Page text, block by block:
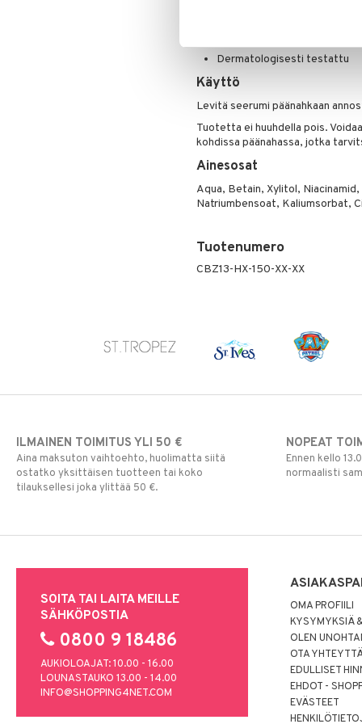
Dermatologisesti testattu
Käyttö
Levitä seerumi päänahkaan
Tuotetta ei huuhdella pois.
kohdissa päänahassa, jotka
Ainesosat
Aqua, Betain, Xylitol,
Natriumbensoat, Kaliumsorbat,
Tuotenumero
CBZ13-HX-150-XX-XX
ILMAINEN TOIMITUS YLI 50 €
Aina maksuton vaihtoehto, huolimatta siitä
ostatko yksittäisen tuotteen tai koko
tilauksellesi joka ylittää 50 €.
NOPEAT
Ennen kello
normaalisti
SOITA TAI LAITA MEILLE
SÄHKÖPOSTIA
0800 9 18486
AUKIOLOAJAT: 10.00 - 16.00
LOUNASTAUKO 13.00 - 14.00
INFO@SHOPPING4NET.COM
OMA PROFIILI
KYSYMYKSIÄ
OLEN
OTA
EDULLISET
EHDOT -
EVÄSTEET